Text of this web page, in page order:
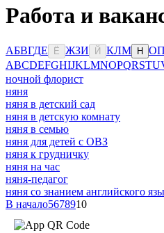
Работа и
АБВГДЕ Ё ЖЗИ Й КЛМ Н ОП
ABCDEFGHIJKLMNOPQRSTU
ночной флорист
няня
няня в детский сад
няня в детскую комнату
няня в семью
няня для детей с ОВЗ
няня к грудничку
няня на час
няня-педагог
няня со знанием английского
В начало5678910